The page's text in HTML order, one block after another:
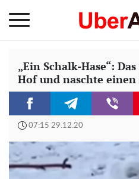
„Ein Schalk-Hase“:
Hof und naschte einen
07:15 29.12.20